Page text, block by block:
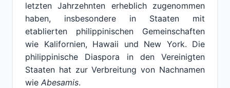
letzten Jahrzehnten erheblich zugenommen
haben, insbesondere in Staaten mit
etablierten philippinischen Gemeinschaften
wie Kalifornien, Hawaii und New York. Die
philippinische Diaspora in den Vereinigten
Staaten hat zur Verbreitung von Nachnamen
wie Abesamis.